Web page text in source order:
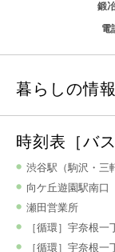
鍛
電
暮らしの情報
時刻表［バス
渋谷駅（駒沢・三
向ケ丘遊園駅南口
瀬田営業所
［循環］宇奈根一
［循環］宇奈根一